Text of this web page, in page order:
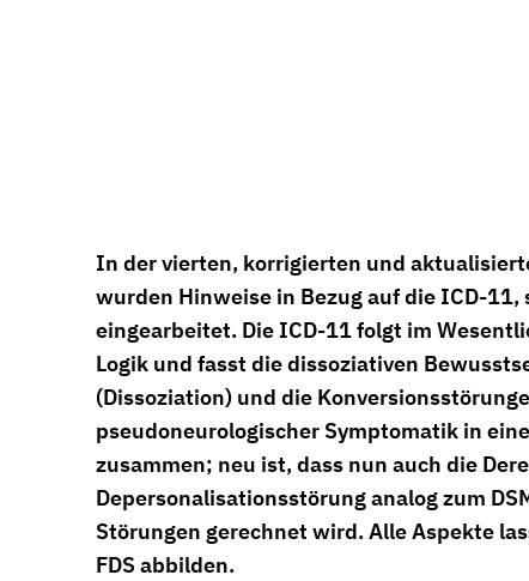
In der vierten, korrigierten und
wurden Hinweise in Bezug auf die ICD-
eingearbeitet. Die ICD-11 folgt im
Logik und fasst die dissoziativen
(Dissoziation) und die
pseudoneurologischer Symptomatik in
zusammen; neu ist, dass nun auch die
Depersonalisationsstörung analog zum
Störungen gerechnet wird. Alle Aspekte
FDS abbilden.